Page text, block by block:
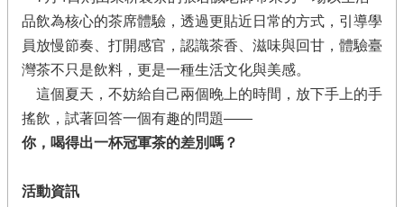
網
站
產
展
品飲為核心的茶席體驗，透過更貼近日常的方式，引導學
員放慢節奏、打開感官，認識茶香、滋味與回甘，體驗臺
灣茶不只是飲料，更是一種生活文化與美感。
這個夏天，不妨給自己兩個晚上的時間，放下手上的手
搖飲，試著回答一個有趣的問題——
你，喝得出一杯冠軍茶的差別嗎？
活動資訊